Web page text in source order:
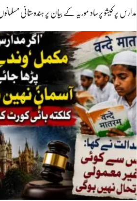
مدارس پر کیشو پرساد موریہ کے بیان پر ہندوستانی